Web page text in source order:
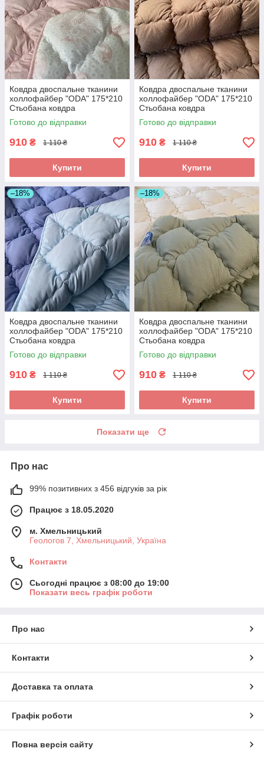
Ковдра двоспальне тканини
холлофайбер "ODA" 175*210
Стьобана ковдра
Готово до відправки
910 ₴ 1 110 ₴
Купити
Ковдра двоспальне тканини
холлофайбер "ODA" 175*210
Стьобана ковдра
Готово до відправки
910 ₴ 1 110 ₴
Купити
–18%
Ковдра двоспальне тканини
холлофайбер "ODA" 175*210
Стьобана ковдра
Готово до відправки
910 ₴ 1 110 ₴
Купити
–18%
Ковдра двоспальне тканини
холлофайбер "ODA" 175*210
Стьобана ковдра
Готово до відправки
910 ₴ 1 110 ₴
Купити
Показати ще
Про нас
99% позитивних з 456 відгуків за рік
Працює з 18.05.2020
м. Хмельницький
Геологов 7, Хмельницький, Україна
Контакти
Сьогодні працює з 08:00 до 19:00
Показати весь графік роботи
Про нас
Контакти
Доставка та оплата
Графік роботи
Повна версія сайту